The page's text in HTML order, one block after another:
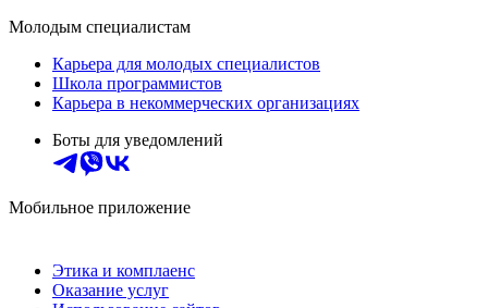
Молодым специалистам
Карьера для молодых специалистов
Школа программистов
Карьера в некоммерческих организациях
Боты для уведомлений
Мобильное приложение
Этика и комплаенс
Оказание услуг